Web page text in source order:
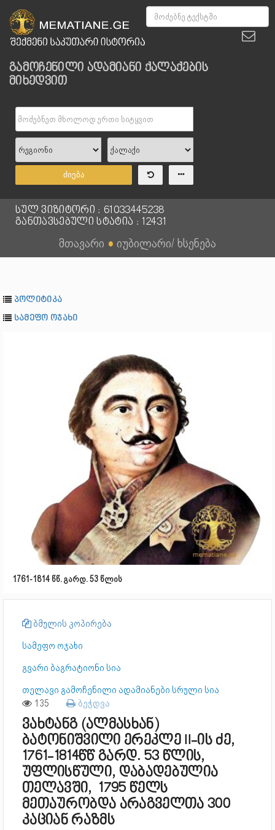
გამოჩენილი ადამიანი ქალაქების
მიხედვით
ძიება
სულ ვიზიტორი : 61033445238
განთავსებული სტატია : 12431
მთავარი ● იუბილარი/ ხსენება
პოლიტიკა
სამეფო ოჯახი
1761-1814 წწ. გარდ. 53 წლის
ბმულის კოპირება
სამეფო ოჯახი
გვარი ბაგრატიონი სია
თელავი გამოჩენილი ადამიანები სრული სია
135 ბეჭდვა
ვახტანგ (ალმასხან)
ბატონიშვილი ერეკლე II-ის ძე,
1761-1814წწ გარდ. 53 წლის,
უფლისწული, დაბადებულია
თელავში, 1795 წელს
მეთაურობდა არაგველთა 300
კაციან რაზმს